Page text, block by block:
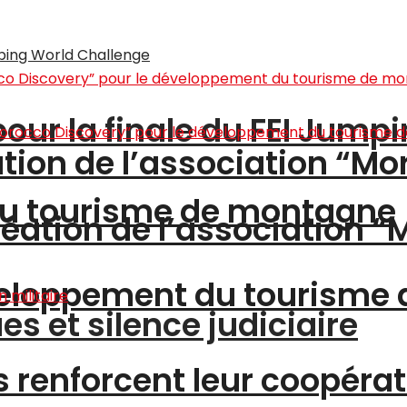
la finale du FEI
et silence judiciaire
de l’association
du tourisme
de l’association
tourisme de montagne
renforcent leur